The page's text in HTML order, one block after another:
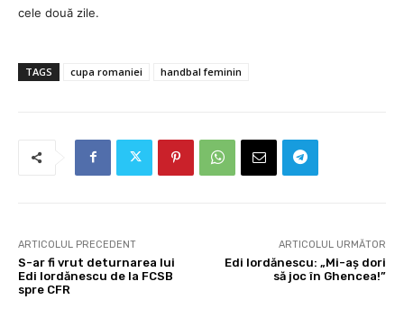
cele două zile.
TAGS cupa romaniei handbal feminin
ARTICOLUL PRECEDENT
S-ar fi vrut deturnarea lui
Edi Iordănescu de la FCSB
spre CFR
ARTICOLUL URMĂTOR
Edi Iordănescu: „Mi-aș dori
să joc în Ghencea!”